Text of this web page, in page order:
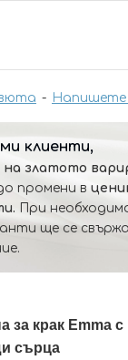
- Напишете
клиенти,
златото
промени в
При
ще се
за крак Emma
сърца